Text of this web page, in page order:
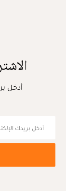
أدخل